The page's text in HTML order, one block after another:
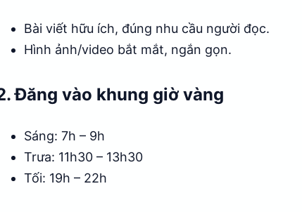
Bài viết hữu ích, đúng nhu cầu người đọc.
Hình ảnh/video bắt mắt, ngắn gọn.
Đăng vào khung giờ vàng
Sáng: 7h – 9h
Trưa: 11h30 – 13h30
Tối: 19h – 22h